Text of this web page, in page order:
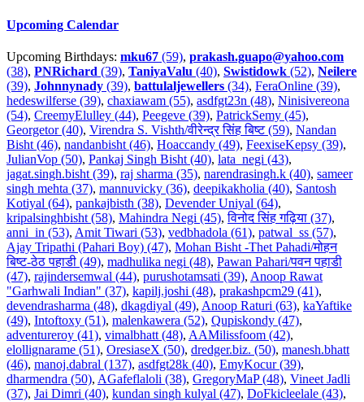
Upcoming Calendar
Upcoming Birthdays: mku67 (59), prakash.guapo@yahoo.com
(38), PNRichard (39), TaniyaValu (40), Swistidowk (52), Neilere
(39), Johnnynady (39), battulaljewellers (34), FeraOnline (39),
hedeswilferse (39), chaxiawam (55), asdfgt23n (48), Ninisivereona
(54), CreemyElulley (44), Peegeve (39), PatrickSemy (45),
Georgetor (40), Virendra S. Vishth/वीरेन्द्र सिंह बिष्ट (59), Nandan
Bisht (46), nandanbisht (46), Hoaccandy (49), FeexiseKepsy (39),
JulianVop (50), Pankaj Singh Bisht (40), lata_negi (43),
jagat.singh.bisht (39), raj sharma (35), narendrasingh.k (40), sameer
singh mehta (37), mannuvicky (36), deepikakholia (40), Santosh
Kotiyal (64), pankajbisth (38), Devender Uniyal (64),
kripalsinghbisht (58), Mahindra Negi (45),विनोद सिंह गढ़िया (37),
anni_in (53), Amit Tiwari (53), vedbhadola (61), patwal_ss (57),
Ajay Tripathi (Pahari Boy) (47), Mohan Bisht -Thet Pahadi/मोहन
बिष्ट-ठेठ पहाडी (49), madhulika negi (48), Pawan Pahari/पवन पहाडी
(47), rajindersemwal (44), purushotamsati (39), Anoop Rawat
"Garhwali Indian" (37), kapilj.joshi (48), prakashpcm29 (41),
devendrasharma (48), dkagdiyal (49), Anoop Raturi (63), kaYaftike
(49), Intoftoxy (51), malenkawera (52), Qupiskondy (47),
adventureroy (41), vimalbhatt (48), AAMilissfoom (42),
elollignarame (51), OresiaseX (50), dredger.biz. (50), manesh.bhatt
(46), manoj.dabral (137), asdfgt28k (40), EmyKocur (39),
dharmendra (50), AGafeflaloli (38), GregoryMaP (48), Vineet Jadli
(37), Jai Dimri (40), kundan singh kulyal (47), DoFkicleelale (43),